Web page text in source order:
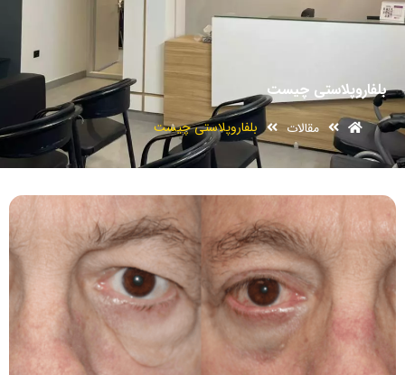
بلفاروپلاستی چیست
مقالات بلفاروپلاستی چیست